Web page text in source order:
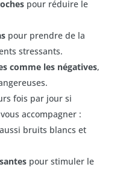
pour réduire le
pour prendre de la
stressants.
comme les négatives,
fois par jour si
accompagner :
bruits blancs et
pour stimuler le